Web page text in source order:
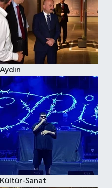
Aydın
Kültür-Sanat
Magazin